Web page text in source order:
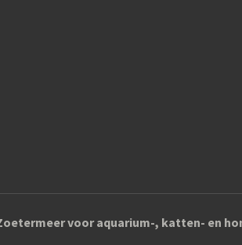
voor aquarium-, katten- en